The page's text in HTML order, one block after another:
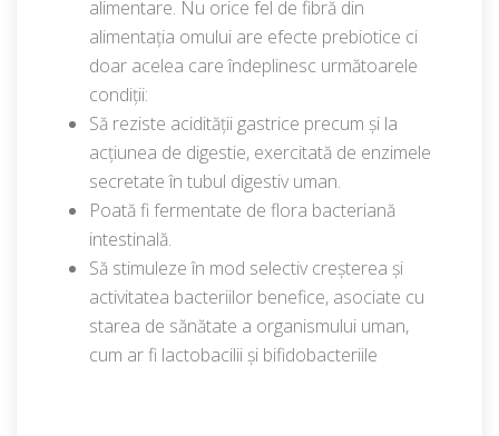
alimentare. Nu orice fel de fibră din
alimentația omului are efecte prebiotice ci
doar acelea care îndeplinesc următoarele
condiții:
Să reziste acidității gastrice precum și la
acțiunea de digestie, exercitată de enzimele
secretate în tubul digestiv uman.
Poată fi fermentate de flora bacteriană
intestinală.
Să stimuleze în mod selectiv creșterea și
activitatea bacteriilor benefice, asociate cu
starea de sănătate a organismului uman,
cum ar fi lactobacilii și bifidobacteriile